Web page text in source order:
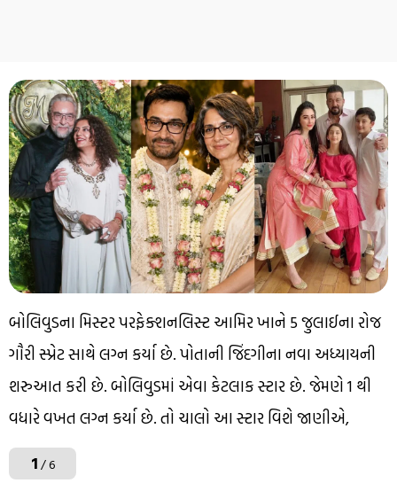
બોલિવુડના મિસ્ટર પરફેક્શનલિસ્ટ આમિર ખાને 5 જુલાઈના રોજ
ગૌરી સ્પ્રેટ સાથે લગ્ન કર્યા છે. પોતાની જિંદગીના નવા અધ્યાયની
શરુઆત કરી છે. બોલિવુડમાં એવા કેટલાક સ્ટાર છે. જેમણે 1 થી
વધારે વખત લગ્ન કર્યા છે. તો ચાલો આ સ્ટાર વિશે જાણીએ,
1/ 6